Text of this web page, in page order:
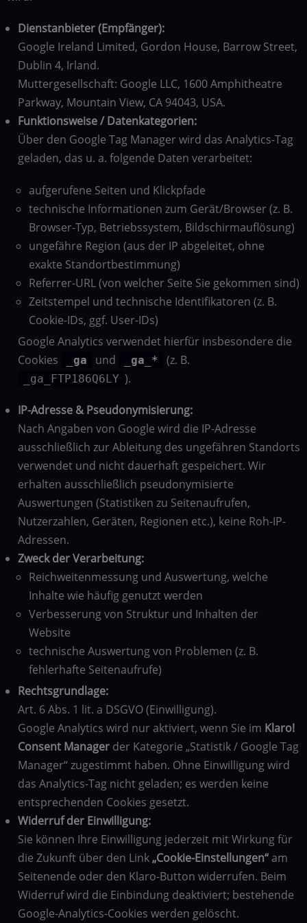
Dienstanbieter (Empfänger):
Google Ireland Limited, Gordon House, Barrow Street,
Dublin 4, Irland.
Muttergesellschaft: Google LLC, 1600 Amphitheatre
Parkway, Mountain View, CA 94043, USA.
Funktionsweise / Datenkategorien:
Über den Google Tag Manager wird das Analytics-Tag
geladen, das u. a. folgende Daten verarbeitet:
aufgerufene Seiten und Klickpfade
technische Informationen zum Gerät/Browser (z. B.
Browser-Typ, Betriebssystem, Bildschirmauflösung)
ungefähre Region (aus der IP abgeleitet, ohne
exakte Standortbestimmung)
Referrer-URL (von welcher Seite Sie gekommen sind)
Zeitstempel und technische Identifikatoren (z. B.
Cookie-IDs, ggf. User-IDs)
Google Analytics verwendet hierfür insbesondere die
Cookies
_ga und _ga_* (z. B.
_ga_FTP186Q6LY ).
IP-Adresse & Pseudonymisierung:
Nach Angaben von Google wird die IP-Adresse
ausschließlich zur Ableitung des ungefähren Standorts
verwendet und nicht dauerhaft gespeichert. Wir
erhalten ausschließlich pseudonymisierte
Auswertungen (Statistiken zu Seitenaufrufen,
Nutzerzahlen, Geräten, Regionen etc.), keine Roh-IP-
Adressen.
Zweck der Verarbeitung:
Reichweitenmessung und Auswertung, welche
Inhalte wie häufig genutzt werden
Verbesserung von Struktur und Inhalten der
Website
technische Auswertung von Problemen (z. B.
fehlerhafte Seitenaufrufe)
Rechtsgrundlage:
Art. 6 Abs. 1 lit. a DSGVO (Einwilligung).
Google Analytics wird nur aktiviert, wenn Sie im Klaro!
Consent Manager der Kategorie „Statistik / Google Tag
Manager“ zugestimmt haben. Ohne Einwilligung wird
das Analytics-Tag nicht geladen; es werden keine
entsprechenden Cookies gesetzt.
Widerruf der Einwilligung:
Sie können Ihre Einwilligung jederzeit mit Wirkung für
die Zukunft über den Link„Cookie-Einstellungen“am
Seitenende oder den Klaro-Button widerrufen. Beim
Widerruf wird die Einbindung deaktiviert; bestehende
Google-Analytics-Cookies werden gelöscht.